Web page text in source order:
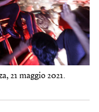
21 maggio 2021.